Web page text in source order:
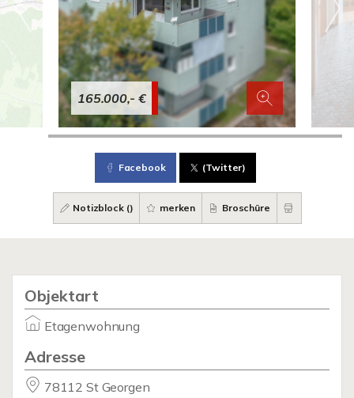
165.000,- €
Facebook (Twitter)
Notizblock () merken Broschüre
Objektart
Etagenwohnung
Adresse
78112 St Georgen